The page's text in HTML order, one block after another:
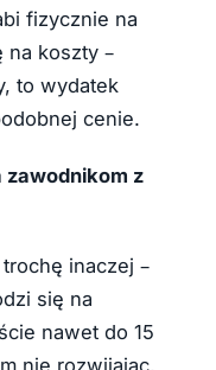
fizycznie na
na koszty –
to wydatek
cenie.
zawodnikom z
inaczej –
się na
nawet do 15